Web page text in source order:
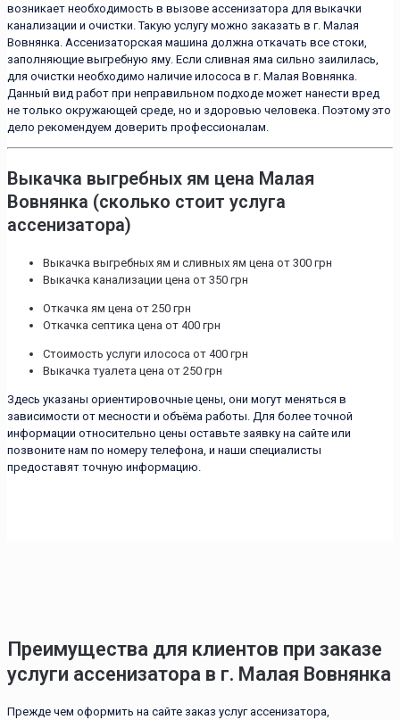
возникает необходимость в вызове ассенизатора для выкачки
канализации и очистки. Такую услугу можно заказать в г. Малая
Вовнянка. Ассенизаторская машина должна откачать все стоки,
заполняющие выгребную яму. Если сливная яма сильно заилилась,
для очистки необходимо наличие илососа в г. Малая Вовнянка.
Данный вид работ при неправильном подходе может нанести вред
не только окружающей среде, но и здоровью человека. Поэтому это
дело рекомендуем доверить профессионалам.
Выкачка выгребных ям цена Малая
Вовнянка (сколько стоит услуга
ассенизатора)
Выкачка выгребных ям и сливных ям цена от 300 грн
Выкачка канализации цена от 350 грн
Откачка ям цена от 250 грн
Откачка септика цена от 400 грн
Стоимость услуги илососа от 400 грн
Выкачка туалета цена от 250 грн
Здесь указаны ориентировочные цены, они могут меняться в
зависимости от месности и объёма работы. Для более точной
информации относительно цены оставьте заявку на сайте или
позвоните нам по номеру телефона, и наши специалисты
предоставят точную информацию.
Преимущества для клиентов при заказе
услуги ассенизатора в г. Малая Вовнянка
Прежде чем оформить на сайте заказ услуг ассенизатора,